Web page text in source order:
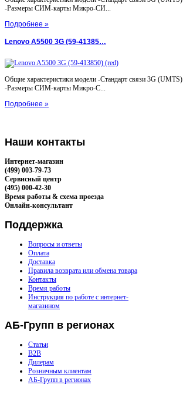
-Размеры СИМ-карты Микро-СИ...
Подробнее »
Lenovo A5500 3G (59-41385…
Общие характеристики модели -Стандарт связи 3G (UMTS)
-Размеры СИМ-карты Микро-С...
Подробнее »
Наши контакты
Интернет-магазин
(499) 003-79-73
Сервисный центр
(495) 000-42-30
Время работы & схема проезда
Онлайн-консультант
Поддержка
Вопросы и ответы
Оплата
Доставка
Правила возврата или обмена товара
Контакты
Время работы
Инструкция по работе с интернет-
магазином
АБ-Групп в регионах
Статьи
B2B
Дилерам
Розничным клиентам
АБ-Групп в регионах